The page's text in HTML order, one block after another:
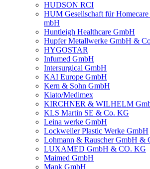
HUDSON RCI
HUM Gesellschaft für
mbH
Huntleigh Healthcare GmbH
Hupfer Metallwerke GmbH &
HYGOSTAR
Infumed GmbH
Intersurgical GmbH
KAI Europe GmbH
Kern & Sohn GmbH
Kiato/Medimex
KIRCHNER & WILHELM
KLS Martin SE & Co. KG
Leina werke GmbH
Lockweiler Plastic Werke GmbH
Lohmann & Rauscher GmbH &
LUXAMED GmbH & CO. KG
Maimed GmbH
Mank GmbH